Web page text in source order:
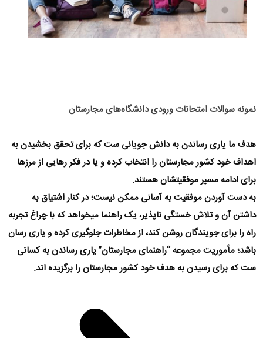
نمونه سوالات امتحانات ورودی دانشگاه‌های مجارستان
هدف ما یاری رساندن به دانش جویانی ست که برای تحقق بخشیدن به
اهداف خود کشور مجارستان را انتخاب کرده و‌ یا در فکر رهایی از مرزها
برای ادامه مسیر موفقیتشان هستند.
به دست آوردن موفقیت به آسانی ممکن نیست؛ در کنار اشتیاق به
داشتن‌ آن و تلاش خستگی ناپذیر، یک راهنما میخواهد که با چراغ تجربه
راه را برای جویندگان روشن کند، از مخاطرات جلوگیری کرده و یاری رسان
باشد؛ مأموریت مجموعه “راهنمای مجارستان” یاری رساندن به کسانی
ست که برای رسیدن به هدف خود کشور مجارستان را برگزیده اند.